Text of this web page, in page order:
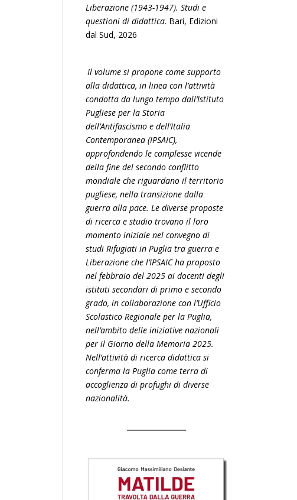
Liberazione (1943-1947). Studi e
questioni di didattica. Bari, Edizioni
dal Sud, 2026
Il volume si propone come supporto
alla didattica, in linea con l’attività
condotta da lungo tempo dall’Istituto
Pugliese per la Storia
dell’Antifascismo e dell’Italia
Contemporanea (IPSAIC),
approfondendo le complesse vicende
della fine del secondo conflitto
mondiale che riguardano il territorio
pugliese, nella transizione dalla
guerra alla pace. Le diverse proposte
di ricerca e studio trovano il loro
momento iniziale nel convegno di
studi Rifugiati in Puglia tra guerra e
Liberazione che l’IPSAIC ha proposto
nel febbraio del 2025 ai docenti degli
istituti secondari di primo e secondo
grado, in collaborazione con l’Ufficio
Scolastico Regionale per la Puglia,
nell’ambito delle iniziative nazionali
per il Giorno della Memoria 2025.
Nell’attività di ricerca didattica si
conferma la Puglia come terra di
accoglienza di profughi di diverse
nazionalità.